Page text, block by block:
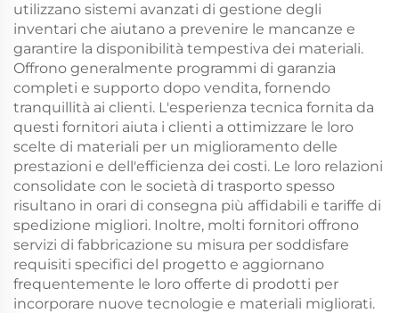
utilizzano sistemi avanzati di gestione degli
inventari che aiutano a prevenire le mancanze e
garantire la disponibilità tempestiva dei materiali.
Offrono generalmente programmi di garanzia
completi e supporto dopo vendita, fornendo
tranquillità ai clienti. L'esperienza tecnica fornita da
questi fornitori aiuta i clienti a ottimizzare le loro
scelte di materiali per un miglioramento delle
prestazioni e dell'efficienza dei costi. Le loro relazioni
consolidate con le società di trasporto spesso
risultano in orari di consegna più affidabili e tariffe di
spedizione migliori. Inoltre, molti fornitori offrono
servizi di fabbricazione su misura per soddisfare
requisiti specifici del progetto e aggiornano
frequentemente le loro offerte di prodotti per
incorporare nuove tecnologie e materiali migliorati.